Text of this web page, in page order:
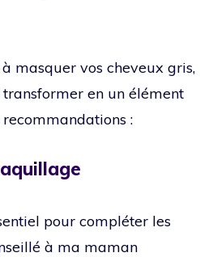
masquer vos cheveux gris,
en un élément
:
pour compléter les
à ma maman